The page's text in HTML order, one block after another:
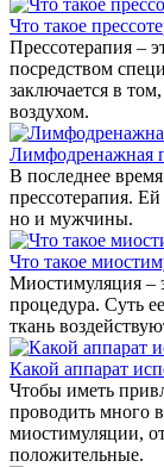
Что такое
Прессотерапия –
посредством
заключается в
воздухом.
Лимфодренажная
В последнее
прессотерапия.
но и мужчины.
Что такое
Миостимуляция –
процедура. Суть
ткань
Какой аппарат
Чтобы иметь
проводить много
миостимуляции,
положительные.